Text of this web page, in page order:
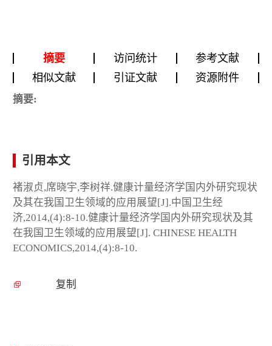
摘要 访问统计
参考文献
相似文献
引证文献 资源附件
摘要:
引用本文
褚淑贞,席晓宇,李树祥.健康计量经济学国内外研究现状
及其在我国卫生领域的应用展望[J].中国卫生经
济,2014,(4):8-10.健康计量经济学国内外研究现状及其
在我国卫生领域的应用展望[J]. CHINESE HEALTH
ECONOMICS,2014,(4):8-10.
复制